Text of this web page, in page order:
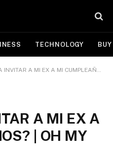
TECHNOLOGY
A MI EX A MI CUMPLEAÑOS? | OH MY GOOD
A MI EX A
| OH MY